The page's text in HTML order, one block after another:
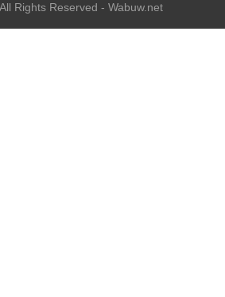
Rights Reserved - Wabuw.net